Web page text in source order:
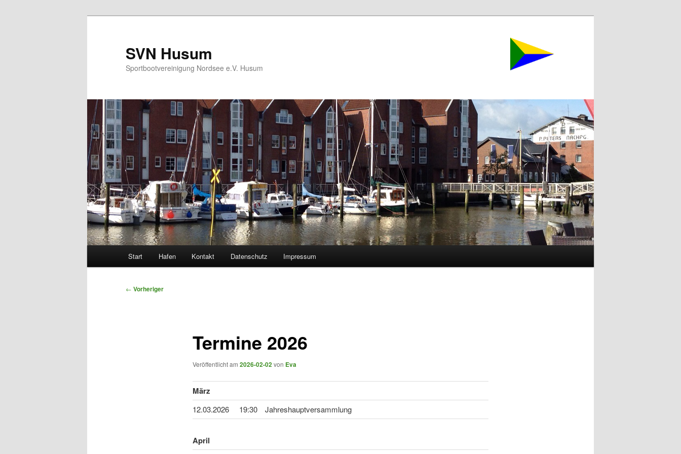
SVN Husum
Sportbootvereinigung Nordsee e.V. Husum
Zum
Start Hafen Kontakt Datenschutz Impressum
Beitragsnavigation
← Vorheriger
Termine 2026
Veröffentlicht am 2026-02-02von Eva
März
12.03.2026 19:30 Jahreshauptversammlung
April